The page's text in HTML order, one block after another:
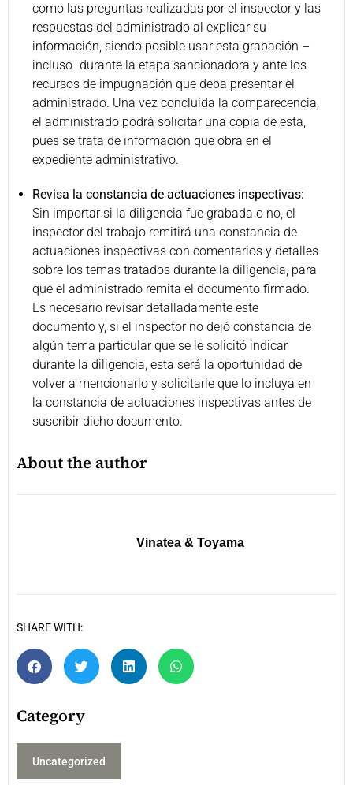
como las preguntas realizadas por el inspector y las
respuestas del administrado al explicar su
información, siendo posible usar esta grabación –
incluso- durante la etapa sancionadora y ante los
recursos de impugnación que deba presentar el
administrado. Una vez concluida la comparecencia,
el administrado podrá solicitar una copia de esta,
pues se trata de información que obra en el
expediente administrativo.
Revisa la constancia de actuaciones inspectivas:
Sin importar si la diligencia fue grabada o no, el
inspector del trabajo remitirá una constancia de
actuaciones inspectivas con comentarios y detalles
sobre los temas tratados durante la diligencia, para
que el administrado remita el documento firmado.
Es necesario revisar detalladamente este
documento y, si el inspector no dejó constancia de
algún tema particular que se le solicitó indicar
durante la diligencia, esta será la oportunidad de
volver a mencionarlo y solicitarle que lo incluya en
la constancia de actuaciones inspectivas antes de
suscribir dicho documento.
About the author
Vinatea & Toyama
SHARE WITH:
Category
Uncategorized